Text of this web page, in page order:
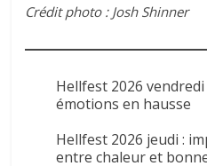
Crédit photo : Josh Shinner
Hellfest 2026
émotions en hausse
Hellfest 2026 jeudi :
entre chaleur et